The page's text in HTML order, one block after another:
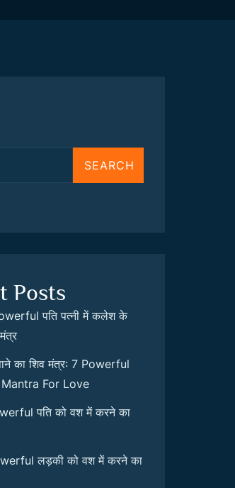
SEARCH
Posts
पति पत्नी में कलेश के
का शिव मंत्र: 7 Powerful
For Love
पति को वश में करने का
लड़की को वश में करने का